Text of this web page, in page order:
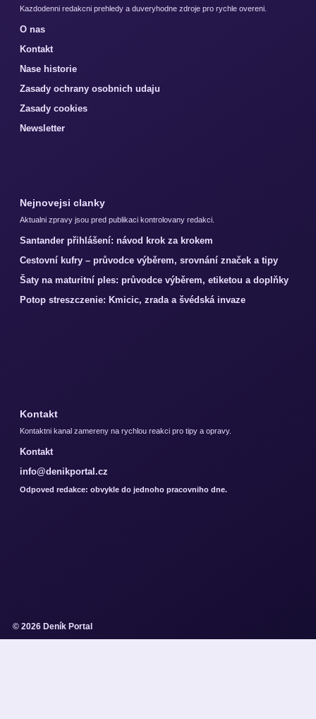
Kazdodenni redakcni prehledy a duveryhodne zdroje pro rychle overeni.
O nas
Kontakt
Nase historie
Zasady ochrany osobnich udaju
Zasady cookies
Newsletter
Nejnovejsi clanky
Aktualni zpravy jsou pred publikaci kontrolovany redakci.
Santander přihlášení: návod krok za krokem
Cestovní kufry – průvodce výběrem, srovnání značek a tipy
Šaty na maturitní ples: průvodce výběrem, etiketou a doplňky
Potop streszczenie: Kmicic, zrada a švédská invaze
Kontakt
Kontaktni kanal zamereny na rychlou reakci pro tipy a opravy.
Kontakt
info@denikportal.cz
Odpoved redakce: obvykle do jednoho pracovniho dne.
© 2026 Deník Portal